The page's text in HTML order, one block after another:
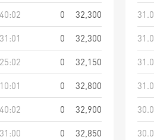
0
32,300
0
32,300
0
32,150
0
32,800
0
32,900
0
32,850